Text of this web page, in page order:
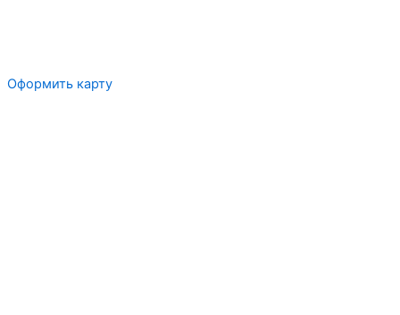
Оформить карту